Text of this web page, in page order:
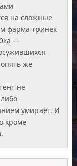
на сложные
фарма тринек
—
же
не
умирает. И
кроме